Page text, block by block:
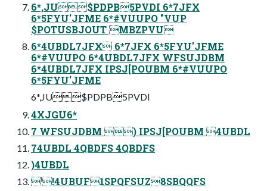
6*,JU$PDPB5PVDI 6*7JFX
6*5FYU'JFME 6*#VUUPO "VUP
$POTUSBJOUT MBZPVU
6*4UBDL7JFX 6*7JFX 6*5FYU'JFME
6*#VUUPO 6*4UBDL7JFX WFSUJDBM
6*4UBDL7JFX IPSJ[POUBM 6*#VUUPO
6*5FYU'JFME
6*,JU$PDPB5PVDI
4XJGU6*
7 WFSUJDBM ) IPSJ[POUBM 4UBDL
74UBDL 4QBDFS 4QBDFS
)4UBDL
ˡ!4UBUF1SPQFSUZ8SBQQFS